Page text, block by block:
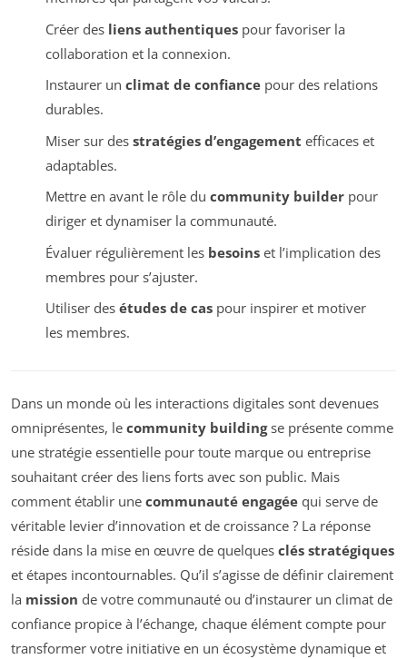
Créer des liens authentiquespour favoriser la
collaboration et la connexion.
Instaurer un climat de confiancepour des relations
durables.
Miser sur des stratégies d’engagement efficaces et
adaptables.
Mettre en avant le rôle du community builderpour
diriger et dynamiser la communauté.
Évaluer régulièrement les besoinset l’implication des
membres pour s’ajuster.
Utiliser des études de caspour inspirer et motiver
les membres.
Dans un monde où les interactions digitales sont devenues
omniprésentes, le community buildingse présente comme
une stratégie essentielle pour toute marque ou entreprise
souhaitant créer des liens forts avec son public. Mais
comment établir une communauté engagée qui serve de
véritable levier d’innovation et de croissance ? La réponse
réside dans la mise en œuvre de quelques clés stratégiques
et étapes incontournables. Qu’il s’agisse de définir clairement
la mission de votre communauté ou d’instaurer un climat de
confiance propice à l’échange, chaque élément compte pour
transformer votre initiative en un écosystème dynamique et